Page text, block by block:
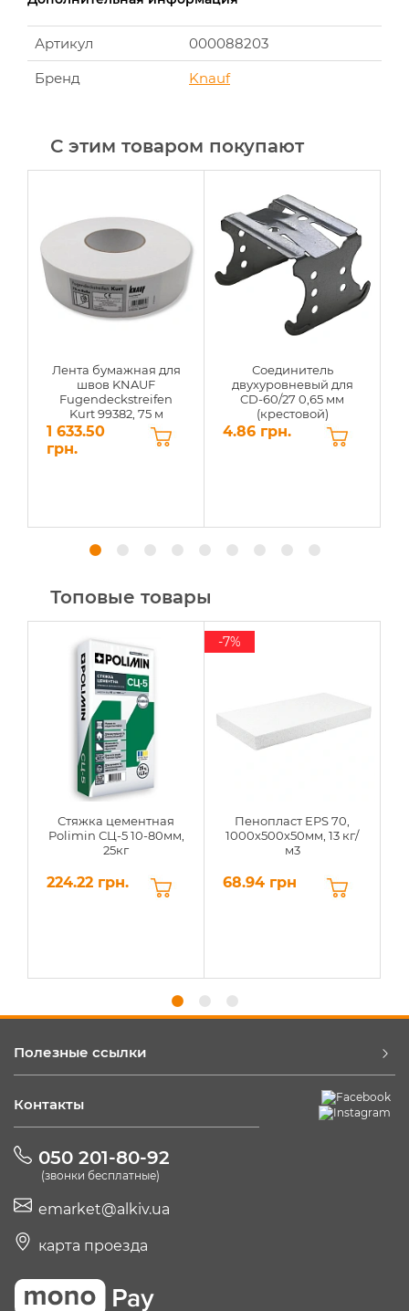
Артикул
000088203
Бренд
Knauf
С этим товаром покупают
Лента бумажная для
швов KNAUF
Fugendeckstreifen
Kurt 99382, 75 м
1 633.50
грн.
Соединитель
двухуровневый для
CD-60/27 0,65 мм
(крестовой)
4.86 грн.
Топовые товары
Стяжка цементная
Polimin СЦ-5 10-80мм,
25кг
224.22 грн.
Пенопласт EPS 70,
1000х500х50мм, 13 кг/
м3
68.94 грн
-7%
Полезные ссылки
Контакты
050 201-80-92
(звонки бесплатные)
emarket@alkiv.ua
карта проезда